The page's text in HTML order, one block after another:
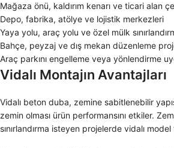
Mağaza önü, kaldırım kenarı ve ticari alan
Depo, fabrika, atölye ve lojistik merkezleri
Yaya yolu, araç yolu ve özel mülk
Bahçe, peyzaj ve dış mekan düzenleme
Araç parkını engelleme veya yönlendirme
Vidalı Montajın Avantajları
Vidalı beton duba, zemine sabitlenebilir
zemin olması ürün performansını etkiler.
sınırlandırma isteyen projelerde vidalı